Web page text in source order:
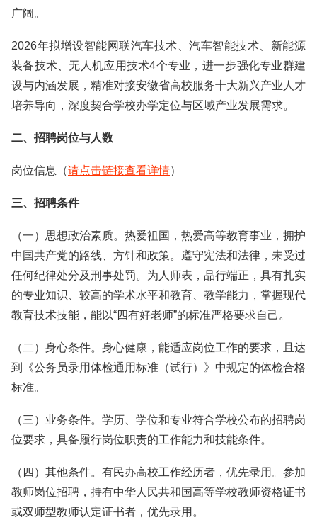
广阔。
2026年拟增设智能网联汽车技术、汽车智能技术、新能源
装备技术、无人机应用技术4个专业，进一步强化专业群建
设与内涵发展，精准对接安徽省高校服务十大新兴产业人才
培养导向，深度契合学校办学定位与区域产业发展需求。
二、招聘岗位与人数
岗位信息（请点击链接查看详情）
三、招聘条件
（一）思想政治素质。热爱祖国，热爱高等教育事业，拥护
中国共产党的路线、方针和政策。遵守宪法和法律，未受过
任何纪律处分及刑事处罚。为人师表，品行端正，具有扎实
的专业知识、较高的学术水平和教育、教学能力，掌握现代
教育技术技能，能以“四有好老师”的标准严格要求自己。
（二）身心条件。身心健康，能适应岗位工作的要求，且达
到《公务员录用体检通用标准（试行）》中规定的体检合格
标准。
（三）业务条件。学历、学位和专业符合学校公布的招聘岗
位要求，具备履行岗位职责的工作能力和技能条件。
（四）其他条件。有民办高校工作经历者，优先录用。参加
教师岗位招聘，持有中华人民共和国高等学校教师资格证书
或双师型教师认定证书者，优先录用。